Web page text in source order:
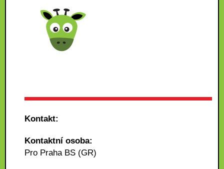
Kontakt:
Kontaktní osoba:
Pro Praha BS (GR)